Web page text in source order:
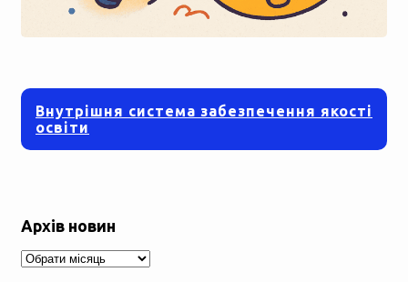
Внутрішня система забезпечення якості
освіти
Архів новин
Архів
новин